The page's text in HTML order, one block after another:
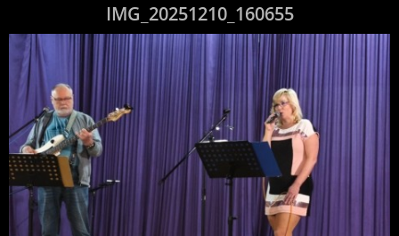
IMG_20251210_160655